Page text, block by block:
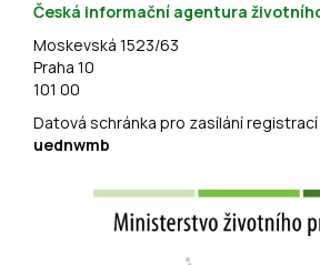
Česká informační agentura
Moskevská 1523/63
Praha 10
101 00
Datová schránka pro zasílání registrací
uednwmb